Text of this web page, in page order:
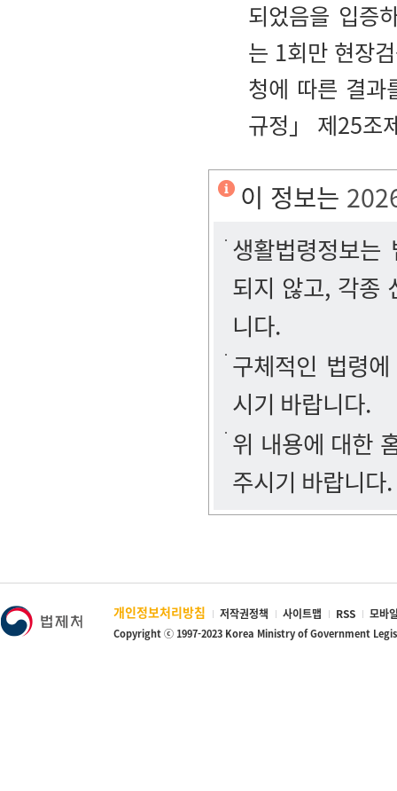
되었음을 입증
는 1회만 현장
청에 따른 결과
규정」 제25조
이 정보는
생활법령정보
되지 않고, 각종
니다.
구체적인 법령
시기 바랍니다.
위 내용에 대한
주시기 바랍니다.
개인정보처리방침 저작권정책 사이트맵 RSS 모바
Copyright ⓒ 1997-2023 Korea Ministry of Government